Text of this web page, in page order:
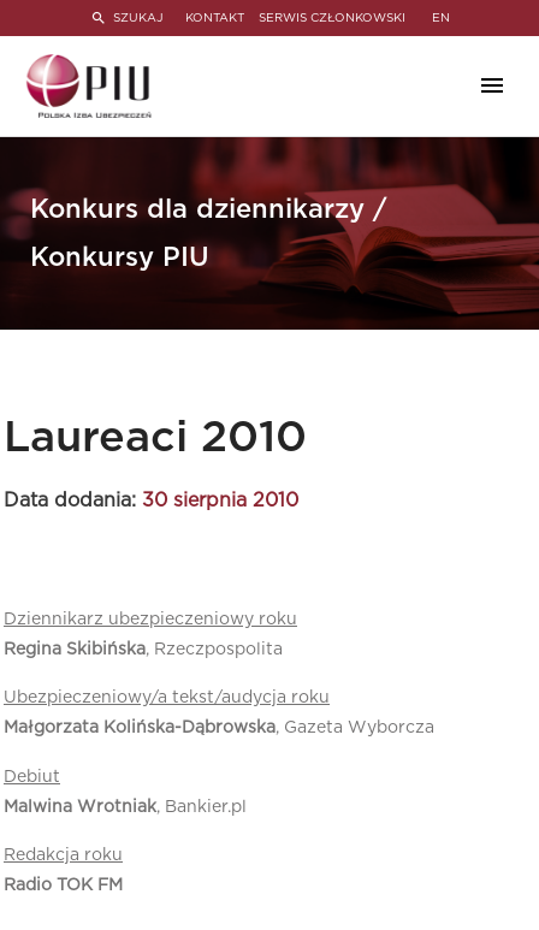
SZUKAJ KONTAKT SERWIS CZŁONKOWSKI EN
Konkurs dla dziennikarzy /
Konkursy PIU
Laureaci 2010
Data dodania: 30 sierpnia 2010
Dziennikarz ubezpieczeniowy roku
Regina Skibińska, Rzeczpospolita
Ubezpieczeniowy/a tekst/audycja roku
Małgorzata Kolińska-Dąbrowska, Gazeta Wyborcza
Debiut
Malwina Wrotniak, Bankier.pl
Redakcja roku
Radio TOK FM